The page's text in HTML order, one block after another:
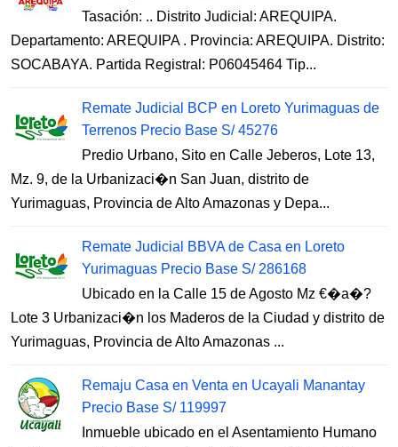
Tasación: .. Distrito Judicial: AREQUIPA.
Departamento: AREQUIPA . Provincia: AREQUIPA. Distrito:
SOCABAYA. Partida Registral: P06045464 Tip...
Remate Judicial BCP en Loreto Yurimaguas de
Terrenos Precio Base S/ 45276
Predio Urbano, Sito en Calle Jeberos, Lote 13,
Mz. 9, de la Urbanizaci�n San Juan, distrito de
Yurimaguas, Provincia de Alto Amazonas y Depa...
Remate Judicial BBVA de Casa en Loreto
Yurimaguas Precio Base S/ 286168
Ubicado en la Calle 15 de Agosto Mz €�a�?
Lote 3 Urbanizaci�n los Maderos de la Ciudad y distrito de
Yurimaguas, Provincia de Alto Amazonas ...
Remaju Casa en Venta en Ucayali Manantay
Precio Base S/ 119997
Inmueble ubicado en el Asentamiento Humano